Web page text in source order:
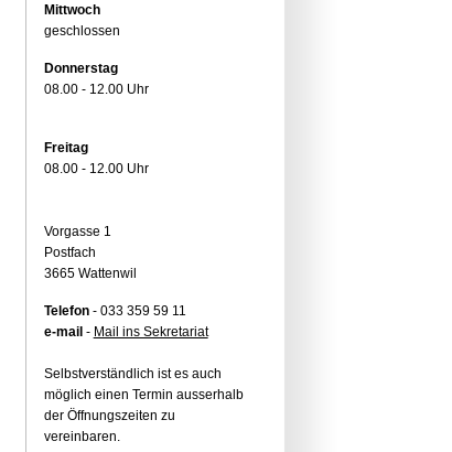
Mittwoch
geschlossen
Donnerstag
08.00 - 12.00 Uhr
Freitag
08.00 - 12.00 Uhr
Vorgasse 1
Postfach
3665 Wattenwil
Telefon- 033 359 59 11
e-mail - Mail ins Sekretariat
Selbstverständlich ist es auch
möglich einen Termin ausserhalb
der Öffnungszeiten zu
vereinbaren.